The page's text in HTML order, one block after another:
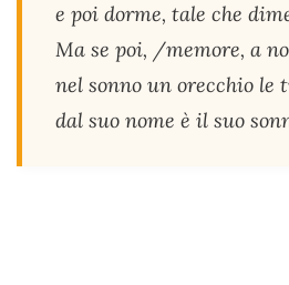
e poi dorme, tale che
Ma se poi, /memore, a
nel sonno un orecchio le
dal suo nome è il suo